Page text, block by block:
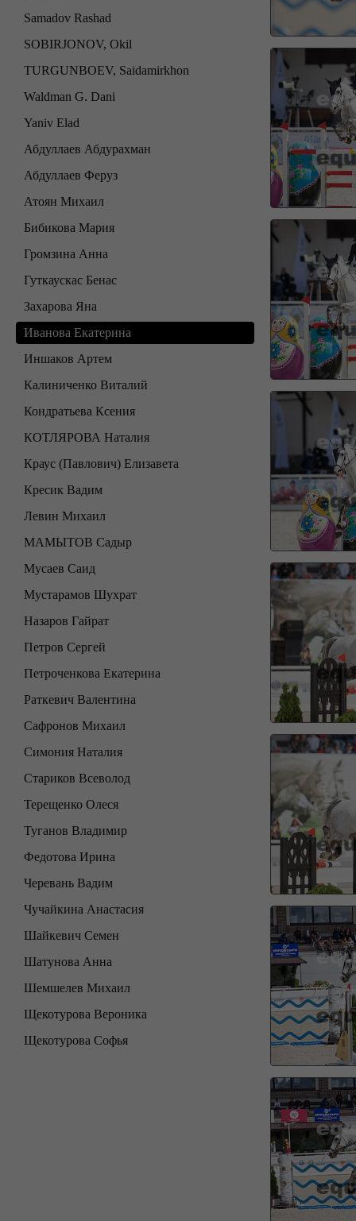
Samadov Rashad
SOBIRJONOV, Okil
TURGUNBOEV, Saidamirkhon
Waldman G. Dani
Yaniv Elad
Абдуллаев Абдурахман
Абдуллаев Феруз
Атоян Михаил
Бибикова Мария
Громзина Анна
Гуткаускас Бенас
Захарова Яна
Иванова Екатерина
Иншаков Артем
Калиниченко Виталий
Кондратьева Ксения
КОТЛЯРОВА Наталия
Краус (Павлович) Елизавета
Кресик Вадим
Левин Михаил
МАМЫТОВ Садыр
Мусаев Саид
Мустарамов Шухрат
Назаров Гайрат
Петров Сергей
Петроченкова Екатерина
Раткевич Валентина
Сафронов Михаил
Симония Наталия
Стариков Всеволод
Терещенко Олеся
Туганов Владимир
Федотова Ирина
Черевань Вадим
Чучайкина Анастасия
Шайкевич Семен
Шатунова Анна
Шемшелев Михаил
Щекотурова Вероника
Щекотурова Софья